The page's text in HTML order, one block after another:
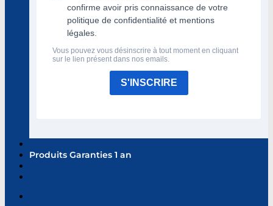
confirme avoir pris connaissance de votre
politique de confidentialité et mentions
légales.
Vous pouvez vous désinscrire à tout moment en cliquant
sur le lien présent dans nos emails.
S'INSCRIRE
Produits Garanties 1 an